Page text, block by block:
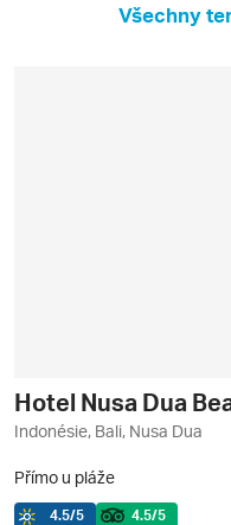
Všechny
Hotel Nusa Dua
Indonésie, Bali, Nusa Dua
Přímo u pláže
4.5/5 4.5/5